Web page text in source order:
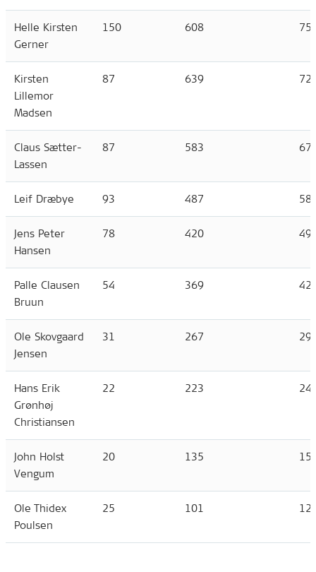
Helle Kirsten
Gerner
150 608
Kirsten
Lillemor
Madsen
87 639
Claus Sætter-
Lassen
87 583
Leif Dræbye 93 487
Jens Peter
Hansen
78 420
Palle Clausen
Bruun
54 369
Ole Skovgaard
Jensen
31 267
Hans Erik
Grønhøj
Christiansen
22 223
John Holst
Vengum
20 135
Ole Thidex
Poulsen
25 101